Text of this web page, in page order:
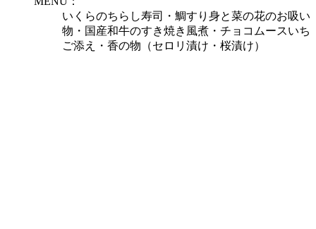
いくらのちらし寿司・鯛すり身と菜の花のお吸い
物・国産和牛のすき焼き風煮・チョコムースいち
ご添え・香の物（セロリ漬け・桜漬け）